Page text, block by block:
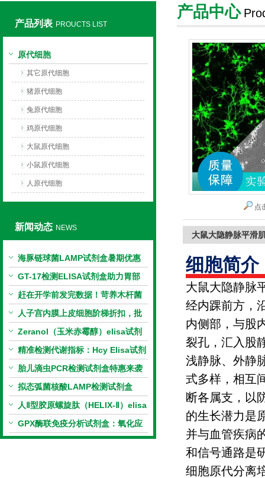
产品列表 PROUCTS LIST
原代细胞
其它原代细胞
猪原代细胞
兔原代细胞
鸡原代细胞
大鼠原代细胞
小鼠原代细胞
人原代细胞
新闻动态 NEWS
海豚链球菌LAMP试剂盒暑期优惠
GT-17检测ELISA试剂盒助力胃部
相关指标样本定量研究
赶在开学前发完数据！苛养木杆菌
PCR检测试剂盒暑假优惠开启
人子宫内膜上皮细胞阶梯折扣，批
量更划算
Zeranol（玉米赤霉醇）elisa试剂
盒特惠
精准检测代谢指标：Hcy Elisa试剂
盒的科研应用与技术特点
胎儿滴虫PCR检测试剂盒特惠来袭
拟态弧菌核酸LAMP检测试剂盒
（恒温荧光法）新品上市优惠活动
人Ⅱ型胶原螺旋肽（HELIX-Ⅱ）elisa
试剂盒科研优惠活动开启
GPX酶联免疫分析试剂盒：氧化应
激研究精准检测工具
产品中心
点
大鼠大隐静脉平滑
细胞简介
大鼠大隐静脉
经内踝前方，
内侧部，与股
裂孔，汇入股
浅静脉、外静
式多样，相互
断各属支，以
的生长潜力是
并与血管疾病
和信号通路是
细胞原代分离